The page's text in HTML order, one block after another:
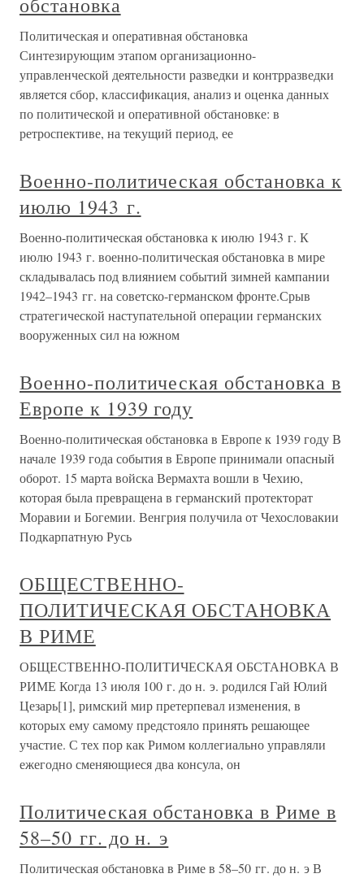
Политическая и оперативная обстановка
Синтезирующим этапом организационно-
управленческой деятельности разведки и контрразведки
является сбор, классификация, анализ и оценка данных
по политической и оперативной обстановке: в
ретроспективе, на текущий период, ее
Военно-политическая обстановка к
июлю 1943 г.
Военно-политическая обстановка к июлю 1943 г. К
июлю 1943 г. военно-политическая обстановка в мире
складывалась под влиянием событий зимней кампании
1942–1943 гг. на советско-германском фронте.Срыв
стратегической наступательной операции германских
вооруженных сил на южном
Военно-политическая обстановка в
Европе к 1939 году
Военно-политическая обстановка в Европе к 1939 году В
начале 1939 года события в Европе принимали опасный
оборот. 15 марта войска Вермахта вошли в Чехию,
которая была превращена в германский протекторат
Моравии и Богемии. Венгрия получила от Чехословакии
Подкарпатную Русь
ОБЩЕСТВЕННО-
ПОЛИТИЧЕСКАЯ ОБСТАНОВКА
В РИМЕ
ОБЩЕСТВЕННО-ПОЛИТИЧЕСКАЯ ОБСТАНОВКА В
РИМЕ Когда 13 июля 100 г. до н. э. родился Гай Юлий
Цезарь[1], римский мир претерпевал изменения, в
которых ему самому предстояло принять решающее
участие. С тех пор как Римом коллегиально управляли
ежегодно сменяющиеся два консула, он
Политическая обстановка в Риме в
58–50 гг. до н. э
Политическая обстановка в Риме в 58–50 гг. до н. э В